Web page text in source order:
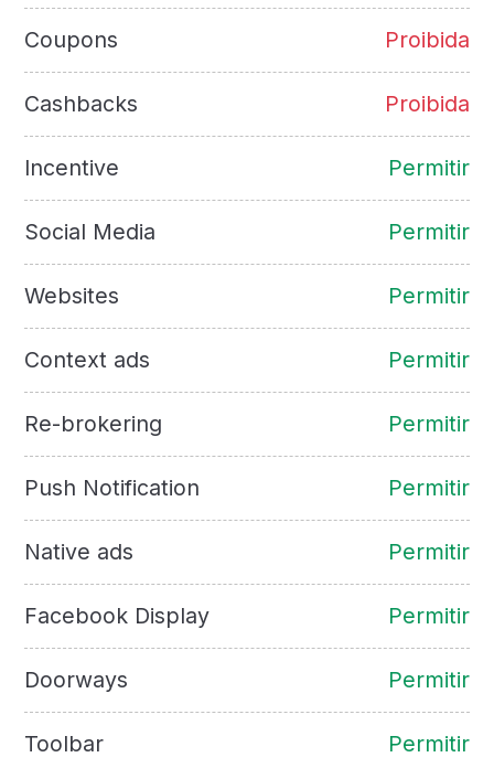
Coupons Proibida
Cashbacks Proibida
Incentive Permitir
Social Media Permitir
Websites Permitir
Context ads Permitir
Re-brokering Permitir
Push Notification Permitir
Native ads Permitir
Facebook Display Permitir
Doorways Permitir
Toolbar Permitir